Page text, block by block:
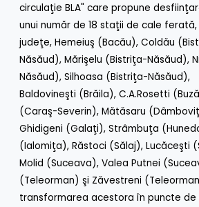
circulaţie BLA" care propune
unui număr de 18 staţii de cale
judeţe, Hemeiuş (Bacău), Coldău
Năsăud), Mărişelu (Bistriţa-Năsăud),
Năsăud), Silhoasa (Bistriţa-Năsăud),
Baldovineşti (Brăila), C.A.Rosetti
(Caraş-Severin), Mătăsaru
Ghidigeni (Galaţi), Strâmbuţa
(Ialomiţa), Răstoci (Sălaj), Lucăceşti
Molid (Suceava), Valea Putnei
(Teleorman) şi Zăvestreni
transformarea acestora în puncte de